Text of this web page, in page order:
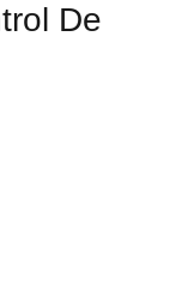
De